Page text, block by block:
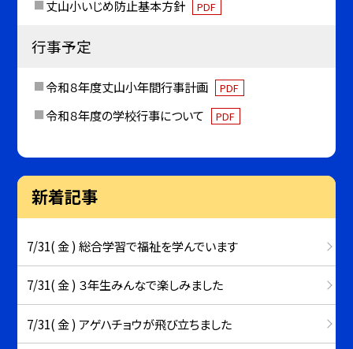
丈山小いじめ防止基本方針 PDF
行事予定
令和８年度丈山小年間行事計画 PDF
令和８年度の学校行事について PDF
新着記事
7/31( 金 ) 総合学習で福祉を学んでいます
7/31( 金 ) ３年生みんなで楽しみました
7/31( 金 ) アゲハチョウが飛び立ちました